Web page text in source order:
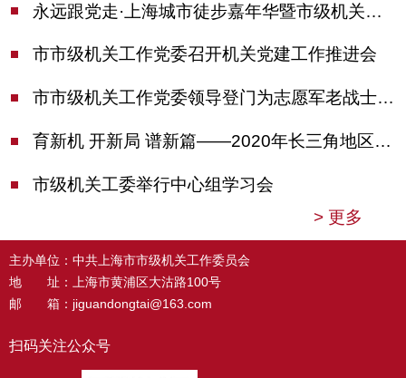
永远跟党走·上海城市徒步嘉年华暨市级机关运动会开幕
市市级机关工作党委召开机关党建工作推进会
市市级机关工作党委领导登门为志愿军老战士佩戴纪念章
育新机 开新局 谱新篇——2020年长三角地区机关党建工作研讨会在南京召开
市级机关工委举行中心组学习会
> 更多